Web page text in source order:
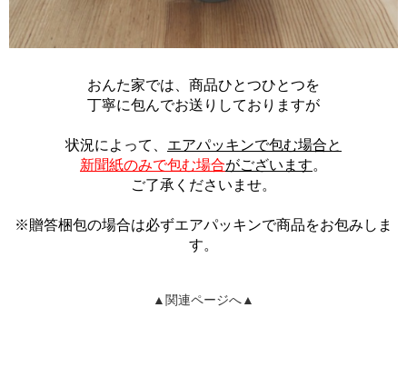
おんた家では、商品ひとつひとつを
丁寧に包んでお送りしておりますが
状況によって、 エアパッキンで包む場合と
新聞紙のみで包む場合がございます。
ご了承くださいませ。
※贈答梱包の場合は必ずエアパッキンで商品をお包みしま
す。
▲関連ページへ▲